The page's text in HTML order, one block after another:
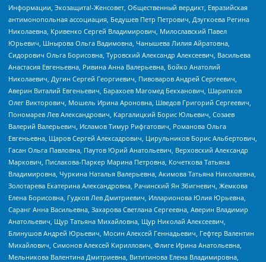
Информации, Экозащита!-Женсовет, Общественный вердикт, Евразийская
антимонопольная ассоциация, Бедушев Петр Петрович, Дзугкоева Регина
Николаевна, Кривенко Сергей Владимирович, Милославский Павел
Юрьевич, Шнырова Ольга Вадимовна, Чанышева Лилия Айратовна,
Сидорович Ольга Борисовна, Туровский Александр Алексеевич, Васильева
Анастасия Евгеньевна, Ривина Анна Валерьевна, Бойко Анатолий
Николаевич, Дугин Сергей Георгиевич, Пивоваров Андрей Сергеевич,
Аверин Виталий Евгеньевич, Барахоев Магомед Бекханович, Шарипков
Олег Викторович, Мошель Ирина Ароновна, Шведов Григорий Сергеевич,
Пономарев Лев Александрович, Каргалицкий Борис Юльевич, Созаев
Валерий Валерьевич, Исламов Тимур Рифгатович, Романова Ольга
Евгеньевна, Щаров Сергей Алексадрович, Цирульников Борис Альбертович,
Гасан Ольга Павловна, Паутов Юрий Анатольевич, Верховский Александр
Маркович, Пислакова-Паркер Марина Петровна, Кочеткова Татьяна
Владимировна, Чуркина Наталья Валерьевна, Акимова Татьяна Николаевна,
Золотарева Екатерина Александровна, Рачинский Ян Збигневич, Жемкова
Елена Борисовна, Гудков Лев Дмитриевич, Илларионова Юлия Юрьевна,
Саранг Анна Васильевна, Захарова Светлана Сергеевна, Аверин Владимир
Анатольевич, Щур Татьяна Михайловна, Щур Николай Алексеевич,
Блинушов Андрей Юрьевич, Мосин Алексей Геннадьевич, Гефтер Валентин
Михайлович, Симонов Алексей Кириллович, Флиге Ирина Анатольевна,
Мельникова Валентина Дмитриевна, Вититинова Елена Владимировна,